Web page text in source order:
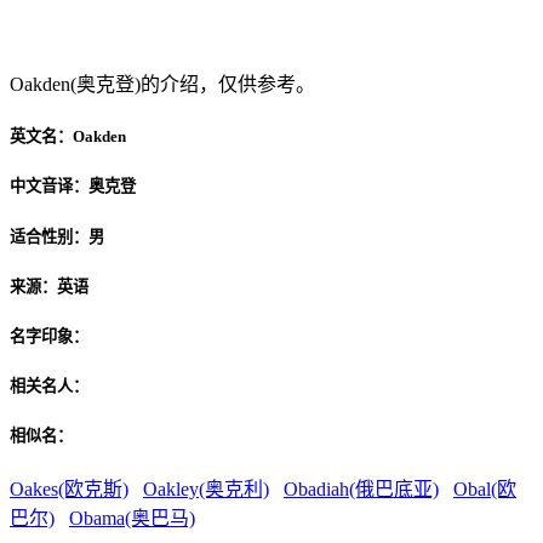
Oakden(奥克登)的介绍，仅供参考。
英文名： Oakden
中文音译： 奥克登
适合性别： 男
来源： 英语
名字印象：
相关名人：
相似名：
Oakes(欧克斯) Oakley(奥克利) Obadiah(俄巴底亚)
Obal(欧
巴尔)
Obama(奥巴马)